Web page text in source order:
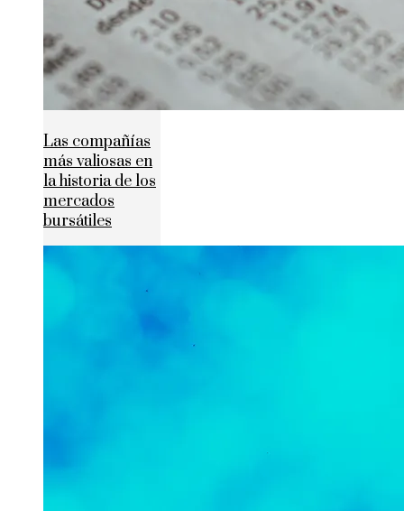
Las compañías
más valiosas en
la historia de los
mercados
bursátiles